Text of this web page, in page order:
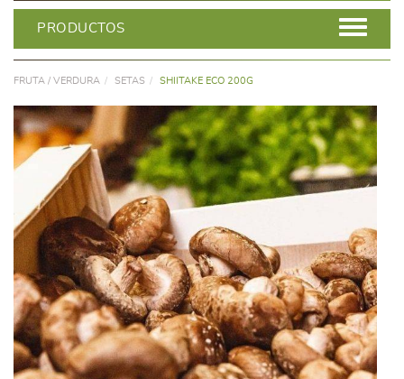
PRODUCTOS
FRUTA / VERDURA SETAS SHIITAKE ECO 200G